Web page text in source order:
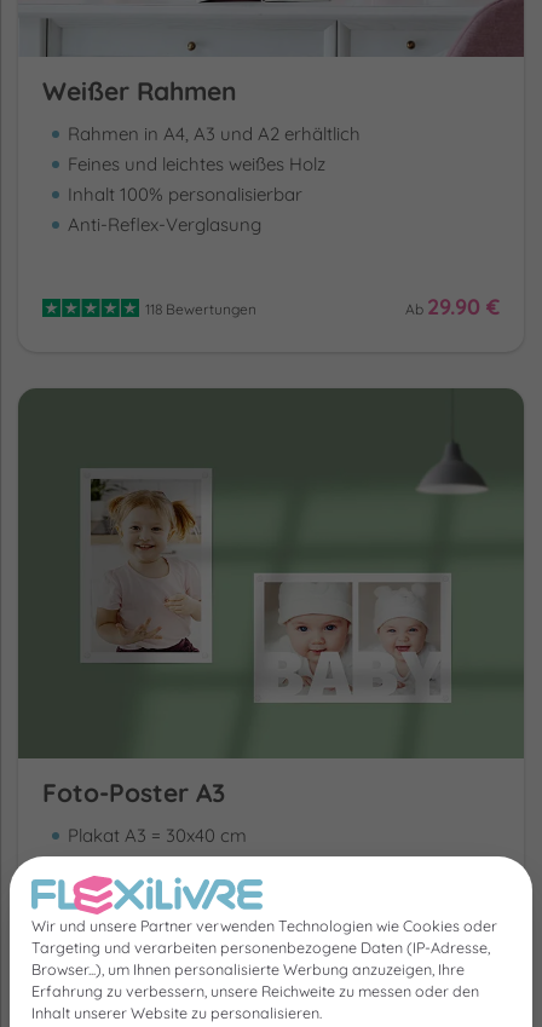
Weißer Rahmen
Rahmen in A4, A3 und A2 erhältlich
Feines und leichtes weißes Holz
Inhalt 100% personalisierbar
Anti-Reflex-Verglasung
118 Bewertungen Ab 29.90 €
Foto-Poster A3
Plakat A3 = 30x40 cm
Poster 100% personalisierbar
Optional Holzrahmen
81 Bewertungen
Wir und unsere Partner verwenden Technologien wie Cookies oder
Targeting und verarbeiten personenbezogene Daten (IP-Adresse,
Browser...), um Ihnen personalisierte Werbung anzuzeigen, Ihre
Erfahrung zu verbessern, unsere Reichweite zu messen oder den
Inhalt unserer Website zu personalisieren.